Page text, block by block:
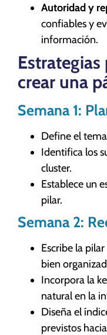
Autoridad y
confiables y
información.
crear una
Semana 1:
Define el
Identifica los
cluster.
Establece un
pilar.
Semana 2:
Escribe la
bien
Incorpora la
natural en la
Diseña el
previstos